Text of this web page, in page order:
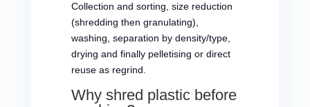
Collection and sorting, size reduction
(shredding then granulating),
washing, separation by density/type,
drying and finally pelletising or direct
reuse as regrind.
Why shred plastic before